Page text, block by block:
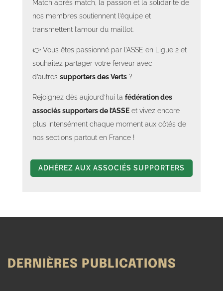
Section 93 Les verts d'Anjou - Laval vs ASSE - Août 2025
Section 50 - Descartes - Laval vs ASSE - Août 2025
Section 50 - Descartes - Laval vs AS 2025
Match après match, la passion et la solidarité de
nos membres soutiennent l’équipe et
transmettent l’amour du maillot.
👉 Vous êtes passionné par l’ASSE en Ligue 2 et
souhaitez partager votre ferveur avec
d’autres supporters des Verts ?
Rejoignez dès aujourd’hui la fédération des
associés supporters de l’ASSE et vivez encore
plus intensément chaque moment aux côtés de
nos sections partout en France !
ADHÉREZ AUX ASSOCIÉS SUPPORTERS
DERNIÈRES PUBLICATIONS